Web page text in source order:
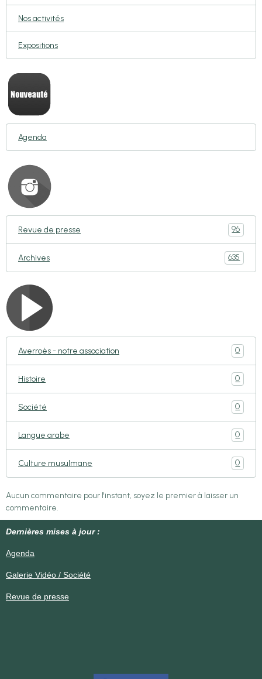
Nos activités
Expositions
Agenda
Revue de presse 96
Archives 635
Averroès - notre association 0
Histoire 0
Société 0
Langue arabe 0
Culture musulmane 0
Aucun commentaire pour l'instant, soyez le premier à laisser un
commentaire.
Dernières mises à jour :
Agenda
Galerie Vidéo / Société
Revue de presse